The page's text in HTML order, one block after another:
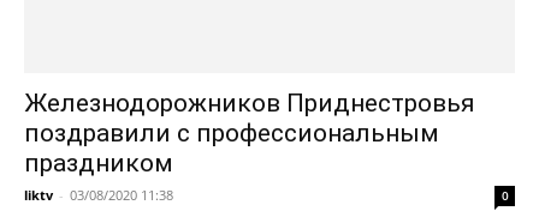
Железнодорожников Приднестровья
поздравили с профессиональным
праздником
liktv - 03/08/2020 11:38 0